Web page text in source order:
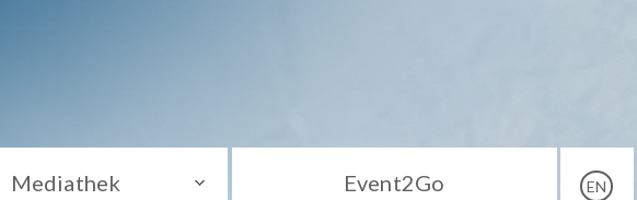
Mediathek Event2Go EN